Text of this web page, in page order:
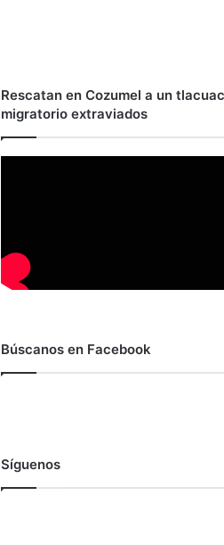
Rescatan en Cozumel a un
migratorio extraviados
Búscanos en Facebook
Síguenos